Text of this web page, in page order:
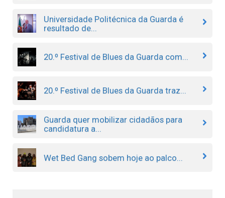
Universidade Politécnica da Guarda é
resultado de...
20.º Festival de Blues da Guarda com...
20.º Festival de Blues da Guarda traz...
Guarda quer mobilizar cidadãos para
candidatura a...
Wet Bed Gang sobem hoje ao palco...